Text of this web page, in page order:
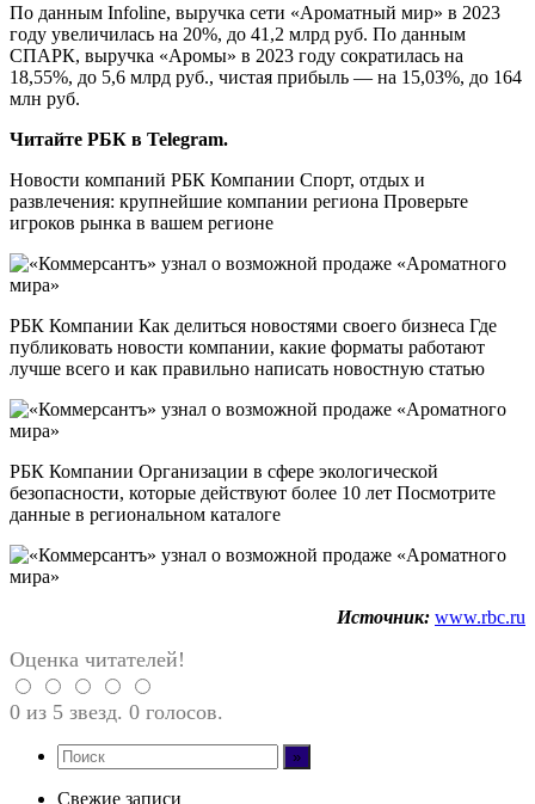
По данным Infoline, выручка сети «Ароматный мир» в 2023
году увеличилась на 20%, до 41,2 млрд руб. По данным
СПАРК, выручка «Аромы» в 2023 году сократилась на
18,55%, до 5,6 млрд руб., чистая прибыль — на 15,03%, до 164
млн руб.
Читайте РБК в Telegram.
Новости компаний РБК Компании Спорт, отдых и
развлечения: крупнейшие компании региона Проверьте
игроков рынка в вашем регионе
РБК Компании Как делиться новостями своего бизнеса Где
публиковать новости компании, какие форматы работают
лучше всего и как правильно написать новостную статью
РБК Компании Организации в сфере экологической
безопасности, которые действуют более 10 лет Посмотрите
данные в региональном каталоге
Источник: www.rbc.ru
Оценка читателей!
0 из 5 звезд. 0 голосов.
Свежие записи